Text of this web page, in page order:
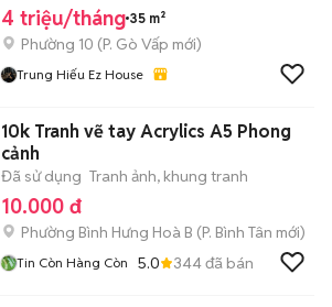
4 triệu/tháng 35 m²
Phường 10 (P. Gò Vấp mới)
Trung Hiếu Ez House
10k Tranh vẽ tay Acrylics A5 Phong
cảnh
Đã sử dụng Tranh ảnh, khung tranh
10.000 đ
Phường Bình Hưng Hoà B (P. Bình Tân mới)
Tin Còn Hàng Còn 5.0 344đã bán